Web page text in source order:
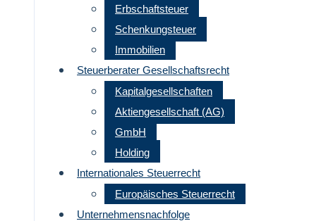
Erbschaftsteuer
Schenkungsteuer
Immobilien
Steuerberater Gesellschaftsrecht
Kapitalgesellschaften
Aktiengesellschaft (AG)
GmbH
Holding
Internationales Steuerrecht
Europäisches Steuerrecht
Unternehmensnachfolge